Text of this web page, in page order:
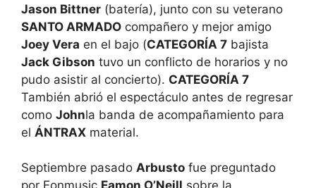
Jason Bittner (batería), junto con su veterano
SANTO ARMADO compañero y mejor amigo
Joey Vera en el bajo (CATEGORÍA 7 bajista
Jack Gibson tuvo un conflicto de horarios y no
pudo asistir al concierto). CATEGORÍA 7
También abrió el espectáculo antes de regresar
como Johnla banda de acompañamiento para
el ÁNTRAX material.
Septiembre pasado Arbusto fue preguntado